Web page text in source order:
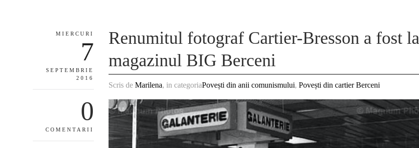
MIERCURI
7
SEPTEMBRIE
2016
0
COMENTARII
Renumitul fotograf Cartier-Bresson a fost la
magazinul BIG Berceni
Scris deMarilena, in categoriaPovești din anii comunismului,Povești din cartier Berceni